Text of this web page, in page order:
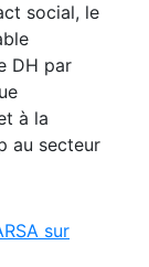
social, le
DH par
à la
au secteur
sur